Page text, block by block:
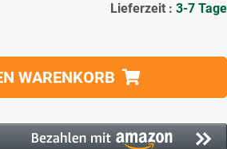
Lieferzeit : 3-7 Tage
WARENKORB